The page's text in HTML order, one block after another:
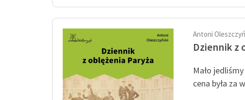
Antoni
Dziennik z
Mało
cena była za